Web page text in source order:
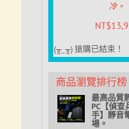
冷。
NT$
(╥_╥) 搶購已結束！
商品瀏覽排行榜
最高品質
PC【偵查
手】靜音
場。